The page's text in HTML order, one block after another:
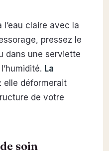
l’eau claire avec la
pressez le
dans une serviette
La
: elle déformerait
de votre
soin